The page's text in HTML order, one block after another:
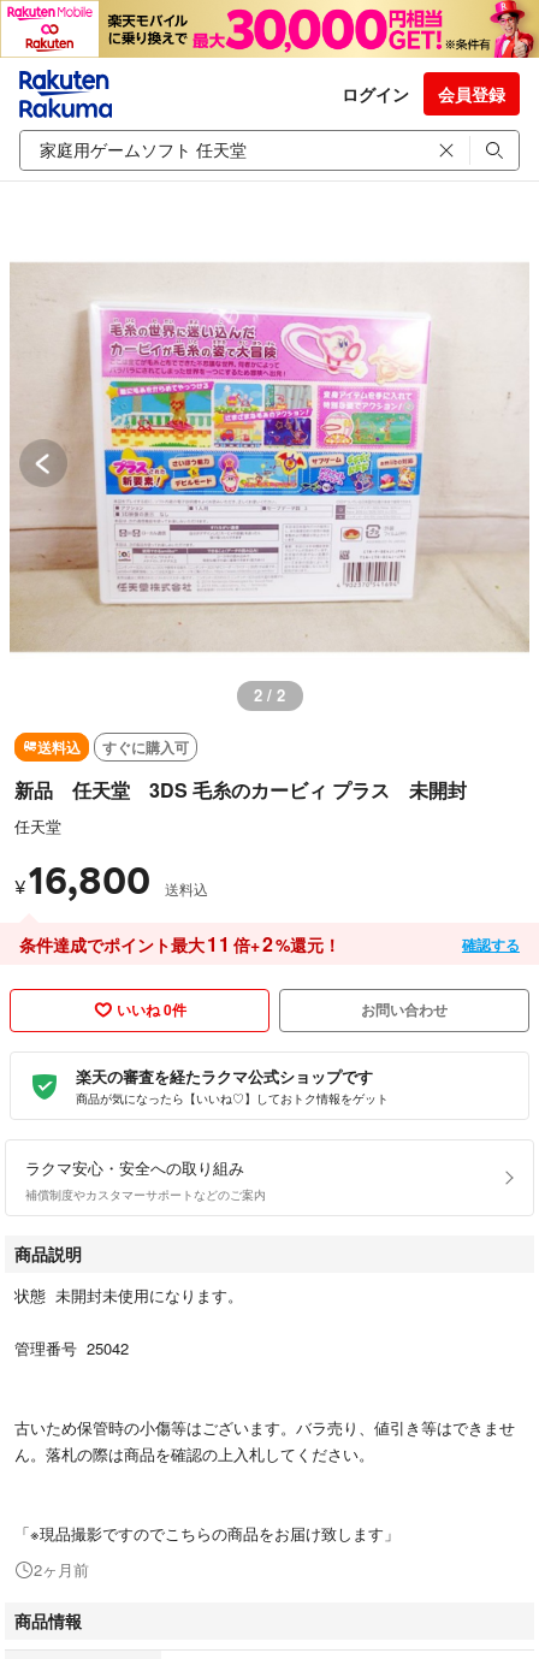
ログイン 会員登録
2 / 2
送料込 すぐに購入可
新品 任天堂 3DS 毛糸のカービィ プラス 未開封
任天堂
¥16,800 送料込
条件達成でポイント最大11 倍+2%還元！ 確認する
いいね 0件 お問い合わせ
楽天の審査を経たラクマ公式ショップです
商品が気になったら【いいね♡】しておトク情報をゲット
ラクマ安心・安全への取り組み
補償制度やカスタマーサポートなどのご案内
商品説明
状態 未開封未使用になります。
管理番号 25042
古いため保管時の小傷等はございます。バラ売り、値引き等はできませ
ん。落札の際は商品を確認の上入札してください。
「※現品撮影ですのでこちらの商品をお届け致します」
2ヶ月前
商品情報